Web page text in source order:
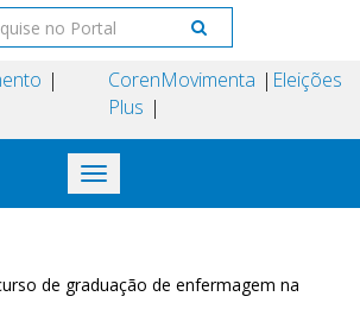
Coren
Plus
Movimenta Eleições
Toggle
navigation
de graduação de enfermagem na